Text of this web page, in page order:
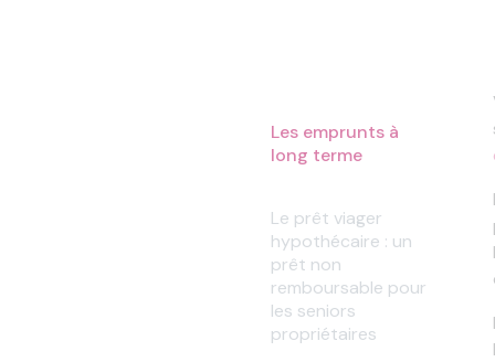
Les emprunts à
long terme
Le prêt viager
hypothécaire : un
prêt non
remboursable pour
les seniors
propriétaires